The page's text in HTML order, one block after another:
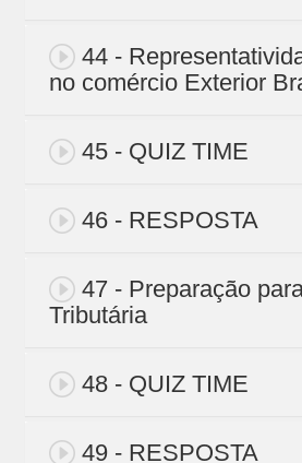
44 -
no comércio Exterior
45 - QUIZ TIME
46 - RESPOSTA
47 - Preparação
Tributária
48 - QUIZ TIME
49 - RESPOSTA